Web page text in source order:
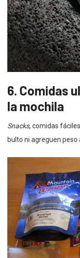
6. Comidas
la mochila
Snacks, comidas
bulto ni agreguen peso